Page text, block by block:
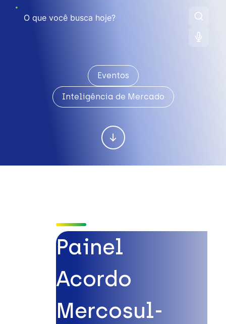
Eventos
Inteligência de Mercado
Painel
Acordo
Mercosul-